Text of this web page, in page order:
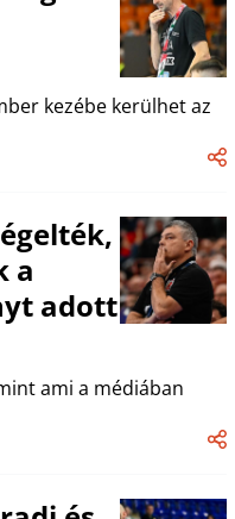
kezébe kerülhet az
a
adott
ami a médiában